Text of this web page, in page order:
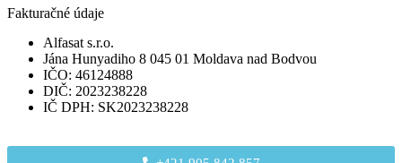
Fakturačné údaje
Alfasat s.r.o.
Jána Hunyadiho 8 045 01 Moldava nad Bodvou
IČO: 46124888
DIČ: 2023238228
IČ DPH: SK2023238228